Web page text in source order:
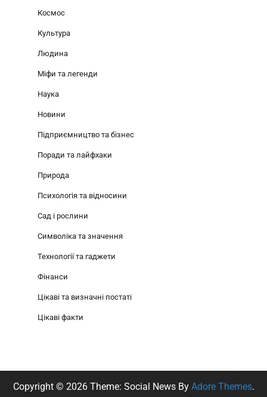
Космос
Культура
Людина
Міфи та легенди
Наука
Новини
Підприємництво та бізнес
Поради та лайфхаки
Природа
Психологія та відносини
Сад і рослини
Символіка та значення
Технології та гаджети
Фінанси
Цікаві та визначні постаті
Цікаві факти
Copyright © 2026 Theme: Social News By Adore Themes.